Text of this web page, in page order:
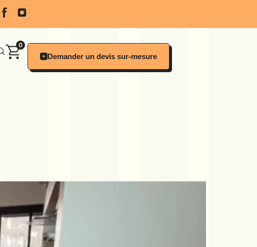
0
Demander un devis sur-mesure